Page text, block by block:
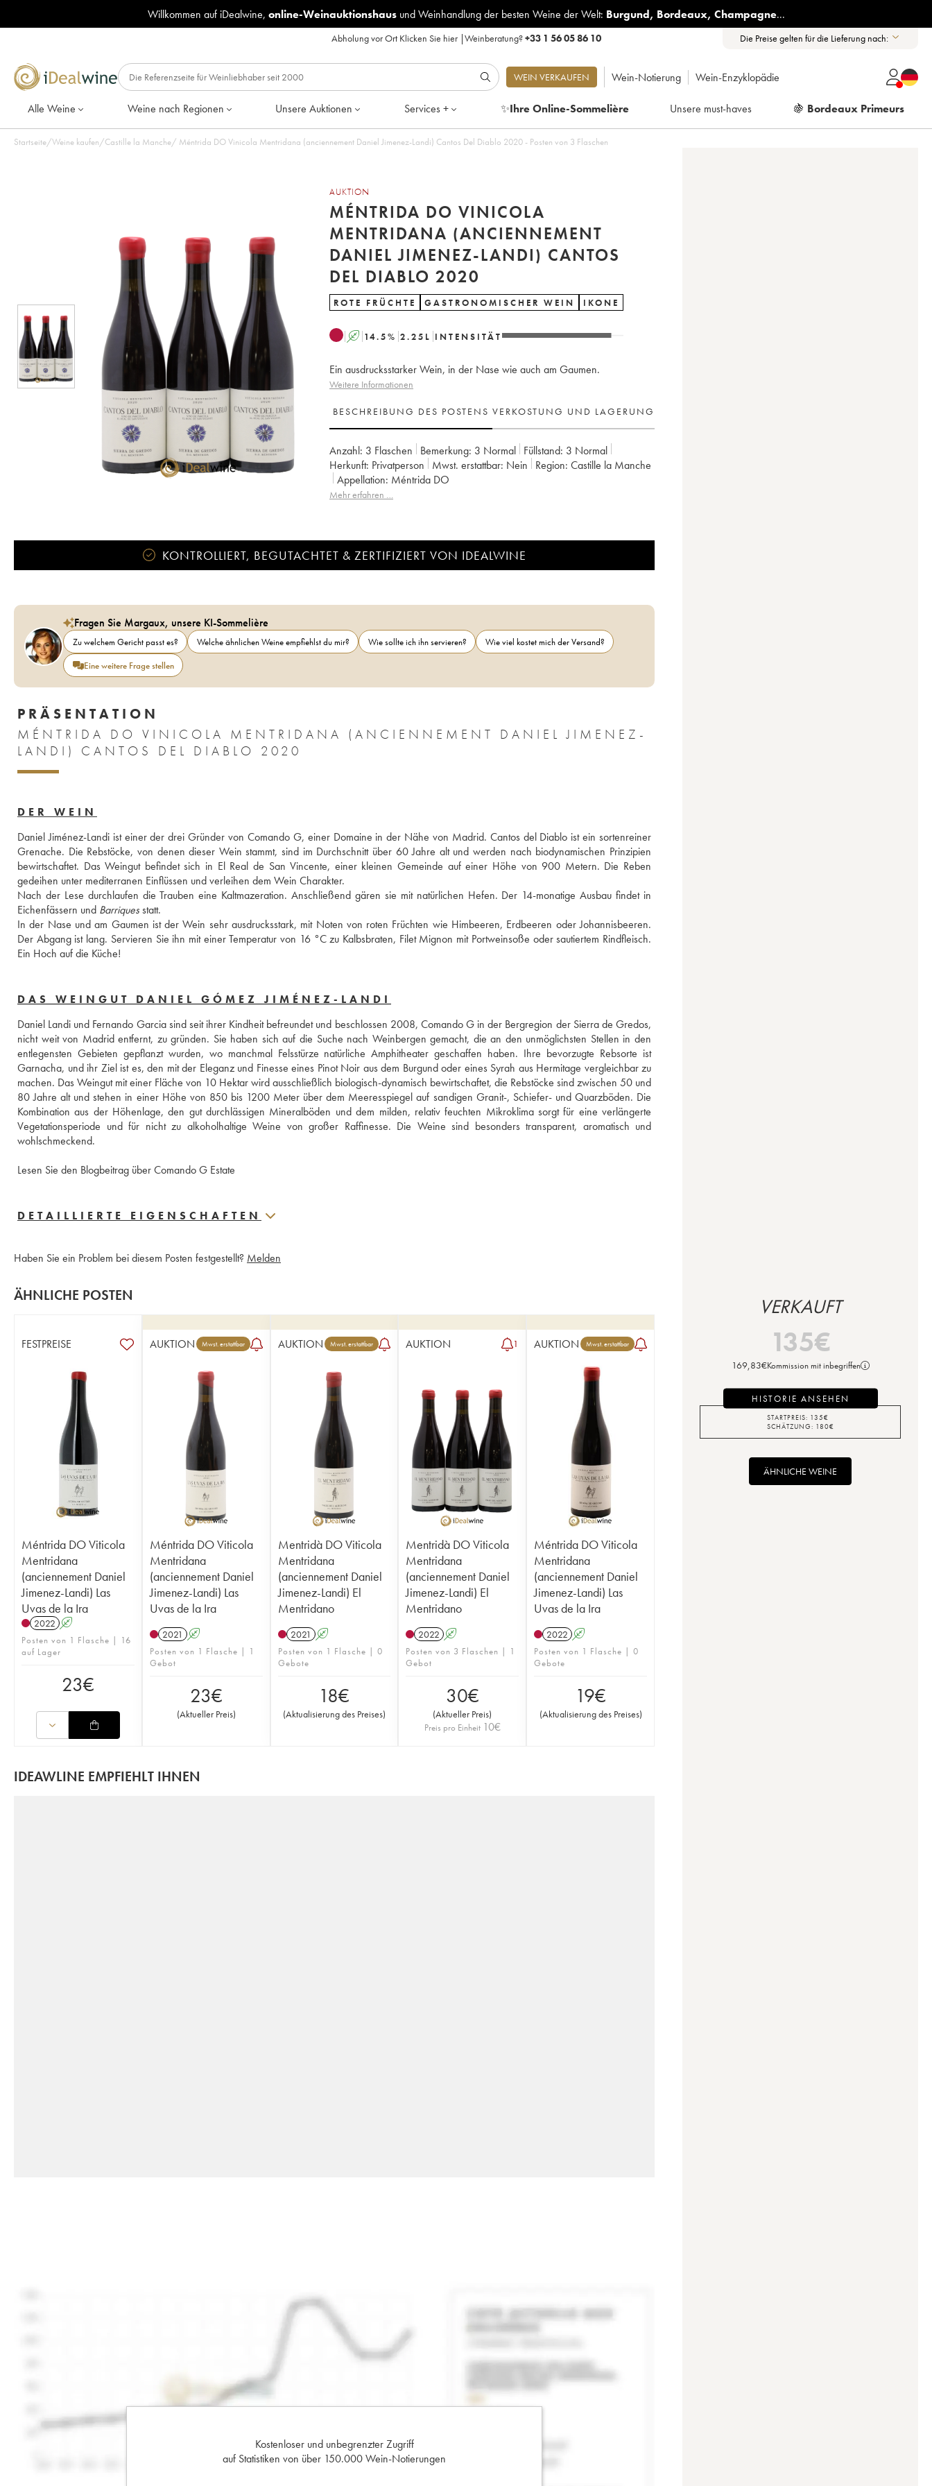
Willkommen auf iDealwine, online-Weinauktionshausund Weinhandlung der besten Weine der Welt: Burgund, Bordeaux, Champagne...
Abholung vor Ort Klicken Sie hier|Weinberatung?+33 1 56 05 86 10 Die Preise gelten für die Lieferung nach:
WEIN VERKAUFEN Wein-Notierung Wein-Enzyklopädie
Alle Weine Weine nach Regionen Unsere Auktionen Services + ✨Ihre Online-Sommelière Unsere must-haves 🍇 Bordeaux Primeurs
Startseite/Weine kaufen/Castille la Manche/ Méntrida DO Vinicola Mentridana (anciennement Daniel Jimenez-Landi) Cantos Del Diablo 2020 - Posten von 3 Flaschen
AUKTION
MÉNTRIDA DO VINICOLA
MENTRIDANA (ANCIENNEMENT
DANIEL JIMENEZ-LANDI) CANTOS
DEL DIABLO 2020
ROTE FRÜCHTE GASTRONOMISCHER WEIN IKONE
A 14.5% 2.25 L INTENSITÄT
Ein ausdrucksstarker Wein, in der Nase wie auch am Gaumen.
Weitere Informationen
BESCHREIBUNG DES POSTENS VERKOSTUNG UND LAGERUNG
Anzahl: 3 Flaschen Bemerkung: 3 Normal Füllstand: 3 Normal
Herkunft:
privatperson Mwst. erstattbar: nein Region:
Castille la Manche
Appellation:
Méntrida DO
Mehr erfahren …
KONTROLLIERT, BEGUTACHTET & ZERTIFIZIERT VON IDEALWINE
Fragen Sie Margaux, unsere KI-Sommelière
Zu welchem Gericht passt es? Welche ähnlichen Weine empfiehlst du mir? Wie sollte ich ihn servieren?
Wie viel kostet mich der Versand?
Eine weitere Frage stellen
PRÄSENTATION
MÉNTRIDA DO VINICOLA MENTRIDANA (ANCIENNEMENT DANIEL JIMENEZ-
LANDI) CANTOS DEL DIABLO 2020
DER WEIN
Daniel Jiménez-Landi ist einer der drei Gründer von Comando G, einer Domaine in der Nähe von Madrid. Cantos del Diablo ist ein sortenreiner
Grenache. Die Rebstöcke, von denen dieser Wein stammt, sind im Durchschnitt über 60 Jahre alt und werden nach biodynamischen Prinzipien
bewirtschaftet. Das Weingut befindet sich in El Real de San Vincente, einer kleinen Gemeinde auf einer Höhe von 900 Metern. Die Reben
gedeihen unter mediterranen Einflüssen und verleihen dem Wein Charakter.
Nach der Lese durchlaufen die Trauben eine Kaltmazeration. Anschließend gären sie mit natürlichen Hefen. Der 14-monatige Ausbau findet in
Eichenfässern und Barriques statt.
In der Nase und am Gaumen ist der Wein sehr ausdrucksstark, mit Noten von roten Früchten wie Himbeeren, Erdbeeren oder Johannisbeeren.
Der Abgang ist lang. Servieren Sie ihn mit einer Temperatur von 16 °C zu Kalbsbraten, Filet Mignon mit Portweinsoße oder sautiertem Rindfleisch.
Ein Hoch auf die Küche!
DAS WEINGUT DANIEL GÓMEZ JIMÉNEZ-LANDI
Daniel Landi und Fernando Garcia sind seit ihrer Kindheit befreundet und beschlossen 2008, Comando G in der Bergregion der Sierra de Gredos,
nicht weit von Madrid entfernt, zu gründen. Sie haben sich auf die Suche nach Weinbergen gemacht, die an den unmöglichsten Stellen in den
entlegensten Gebieten gepflanzt wurden, wo manchmal Felsstürze natürliche Amphitheater geschaffen haben. Ihre bevorzugte Rebsorte ist
Garnacha, und ihr Ziel ist es, den mit der Eleganz und Finesse eines Pinot Noir aus dem Burgund oder eines Syrah aus Hermitage vergleichbar zu
machen. Das Weingut mit einer Fläche von 10 Hektar wird ausschließlich biologisch-dynamisch bewirtschaftet, die Rebstöcke sind zwischen 50 und
80 Jahre alt und stehen in einer Höhe von 850 bis 1200 Meter über dem Meeresspiegel auf sandigen Granit-, Schiefer- und Quarzböden. Die
Kombination aus der Höhenlage, den gut durchlässigen Mineralböden und dem milden, relativ feuchten Mikroklima sorgt für eine verlängerte
Vegetationsperiode und für nicht zu alkoholhaltige Weine von großer Raffinesse. Die Weine sind besonders transparent, aromatisch und
wohlschmeckend.
Lesen Sie den Blogbeitrag über Comando G Estate
DETAILLIERTE EIGENSCHAFTEN
Haben Sie ein Problem bei diesem Posten festgestellt? Melden
ÄHNLICHE POSTEN
FESTPREISE
Méntrida DO Viticola
Mentridana
(anciennement Daniel
Jimenez-Landi) Las
Uvas de la Ira
2022 A
Posten von 1 Flasche | 16
auf Lager
23€
AUKTION Mwst. erstattbar
Méntrida DO Viticola
Mentridana
(anciennement Daniel
Jimenez-Landi) Las
Uvas de la Ira
2021 A
Posten von 1 Flasche | 1
Gebot
23€
(Aktueller Preis)
AUKTION Mwst. erstattbar
Mentridà DO Viticola
Mentridana
(anciennement Daniel
Jimenez-Landi) El
Mentridano
2021 A
Posten von 1 Flasche | 0
Gebote
18€
(Aktualisierung des Preises)
AUKTION 1
Mentridà DO Viticola
Mentridana
(anciennement Daniel
Jimenez-Landi) El
Mentridano
2022 A
Posten von 3 Flaschen | 1
Gebot
30€
(Aktueller Preis)
Preis pro Einheit 10€
AUKTION Mwst. erstattbar
Méntrida DO Viticola
Mentridana
(anciennement Daniel
Jimenez-Landi) Las
Uvas de la Ira
2022 A
Posten von 1 Flasche | 0
Gebote
19€
(Aktualisierung des Preises)
IDEAWLINE EMPFIEHLT IHNEN
Kostenloser und unbegrenzter Zugriff
auf Statistiken von über 150.000 Wein-Notierungen
VERKAUFT
135€
169,83€Kommission mit inbegriffen
HISTORIE ANSEHEN
STARTPREIS: 135€
SCHÄTZUNG: 180€
ÄHNLICHE WEINE